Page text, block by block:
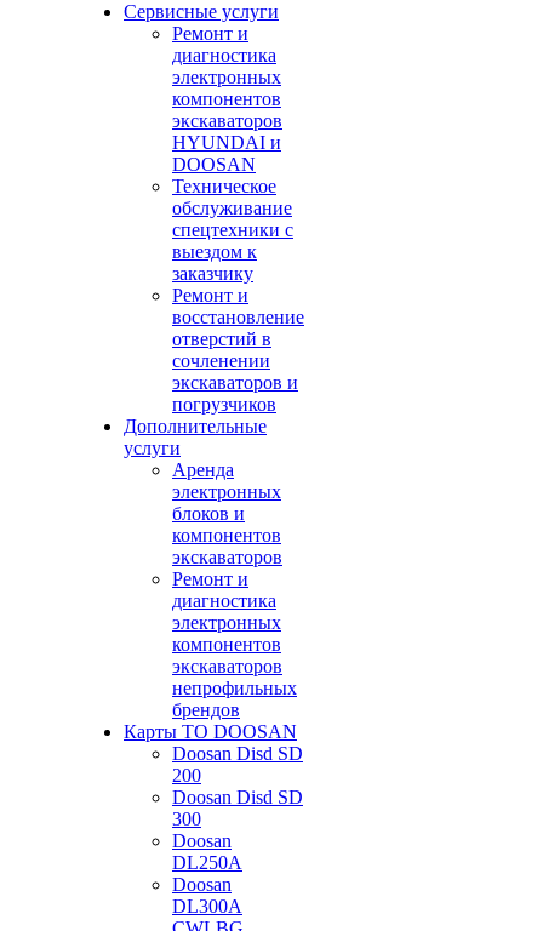
Сервисные услуги
Ремонт и
диагностика
электронных
компонентов
экскаваторов
HYUNDAI и
DOOSAN
Техническое
обслуживание
спецтехники с
выездом к
заказчику
Ремонт и
восстановление
отверстий в
сочленении
экскаваторов и
погрузчиков
Дополнительные
услуги
Аренда
электронных
блоков и
компонентов
экскаваторов
Ремонт и
диагностика
электронных
компонентов
экскаваторов
непрофильных
брендов
Карты ТО DOOSAN
Doosan Disd SD
200
Doosan Disd SD
300
Doosan
DL250A
Doosan
DL300A